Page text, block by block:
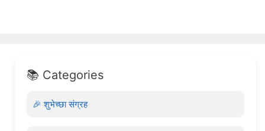
📚 Categories
🎉 शुभेच्छा संग्रह